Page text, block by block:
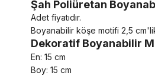
Şah Poliüretan
Adet fiyatıdır.
Boyanabilir köşe motifi 2,5
Dekoratif Boyanabilir
En: 15 cm
Boy: 15 cm